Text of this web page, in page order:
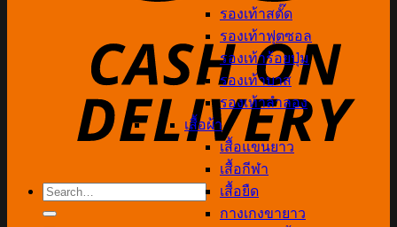
Search
for:
รองเท้าสตั๊ด
รองเท้าฟุตซอล
รองเท้าร้อยปุ่ม
รองเท้าบาส
รองเท้าลำลอง
เสื้อผ้า
เสื้อแขนยาว
เสื้อกีฬา
เสื้อยืด
กางเกงขายาว